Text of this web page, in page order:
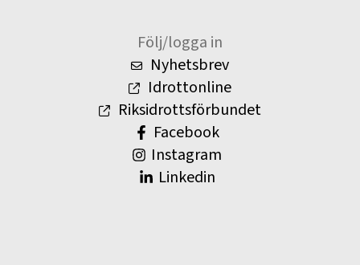
Följ/logga in
Nyhetsbrev
Idrottonline
Riksidrottsförbundet
Facebook
Instagram
Linkedin